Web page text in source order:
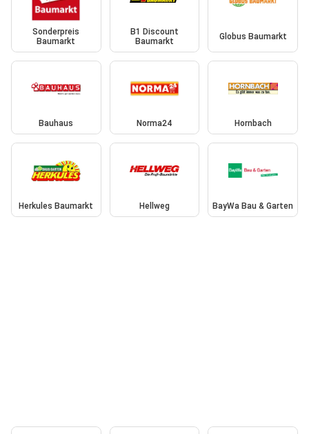
Sonderpreis
Baumarkt
B1 Discount
Baumarkt
Globus Baumarkt
Bauhaus Norma24 Hornbach
Herkules Baumarkt Hellweg BayWa Bau & Garten